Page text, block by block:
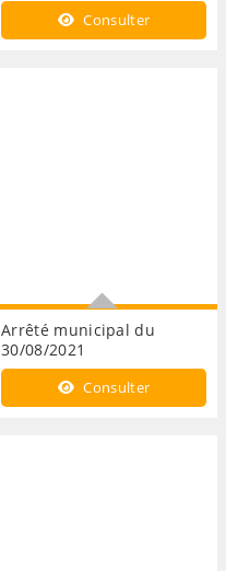
Utilisation produits
phytosanitaires
Consulter
Arrêté municipal du
30/08/2021
Travaux d'enfouissement :
règlementation de la
Consulter